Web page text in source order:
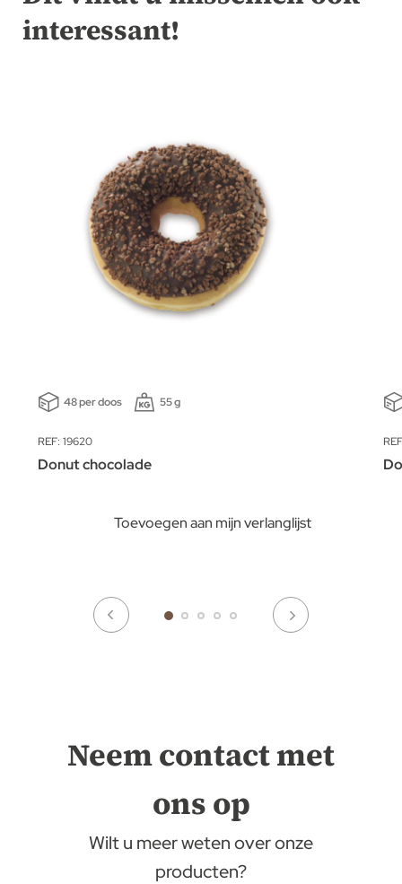
interessant!
48 per doos 55 g
REF: 19620
Donut chocolade
Toevoegen aan mijn verlanglijst
Neem contact met
ons op
Wilt u meer weten over onze
producten?